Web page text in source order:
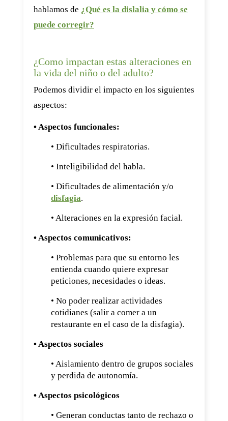
hablamos de ¿Qué es la dislalia y cómo se
puede corregir?
¿Como impactan estas alteraciones en
la vida del niño o del adulto?
Podemos dividir el impacto en los siguientes
aspectos:
• Aspectos funcionales:
• Dificultades respiratorias.
• Inteligibilidad del habla.
• Dificultades de alimentación y/o
disfagia.
• Alteraciones en la expresión facial.
• Aspectos comunicativos:
• Problemas para que su entorno les
entienda cuando quiere expresar
peticiones, necesidades o ideas.
• No poder realizar actividades
cotidianes (salir a comer a un
restaurante en el caso de la disfagia).
• Aspectos sociales
• Aislamiento dentro de grupos sociales
y perdida de autonomía.
• Aspectos psicológicos
• Generan conductas tanto de rechazo o